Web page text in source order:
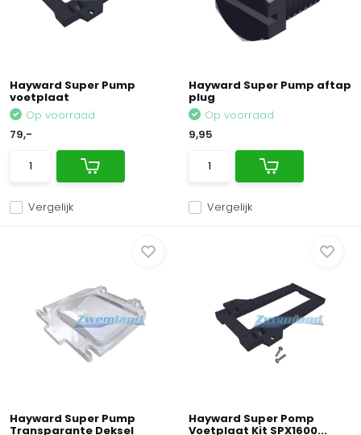
Hayward Super Pump
voetplaat
Vergelijk
Op voorraad
79,-
Hayward Super Pump aftap
plug
Vergelijk
Op voorraad
9,95
Hayward Super Pump
Transparante Deksel
Hayward Super Pomp
Voetplaat Kit SPX1600...